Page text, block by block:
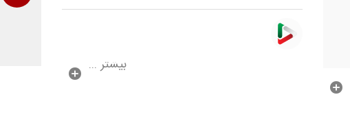
بیشتر ...